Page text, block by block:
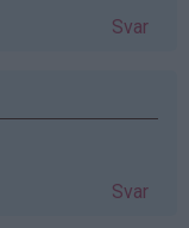
Svar
Svar